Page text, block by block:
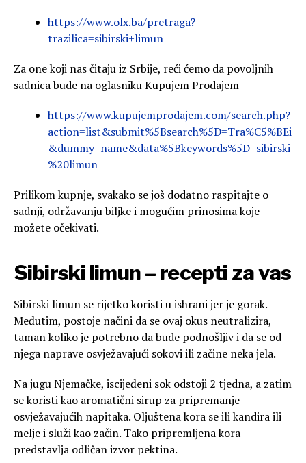
https://www.olx.ba/pretraga?
trazilica=sibirski+limun
Za one koji nas čitaju iz Srbije, reći ćemo da povoljnih
sadnica bude na oglasniku Kupujem Prodajem
https://www.kupujemprodajem.com/search.php?
action=list&submit%5Bsearch%5D=Tra%C5%BEi
&dummy=name&data%5Bkeywords%5D=sibirski
%20limun
Prilikom kupnje, svakako se još dodatno raspitajte o
sadnji, održavanju biljke i mogućim prinosima koje
možete očekivati.
Sibirski limun – recepti za vas
Sibirski limun se rijetko koristi u ishrani jer je gorak.
Međutim, postoje načini da se ovaj okus neutralizira,
taman koliko je potrebno da bude podnošljiv i da se od
njega naprave osvježavajući sokovi ili začine neka jela.
Na jugu Njemačke, iscijeđeni sok odstoji 2 tjedna, a zatim
se koristi kao aromatični sirup za pripremanje
osvježavajućih napitaka. Oljuštena kora se ili kandira ili
melje i služi kao začin. Tako pripremljena kora
predstavlja odličan izvor pektina.